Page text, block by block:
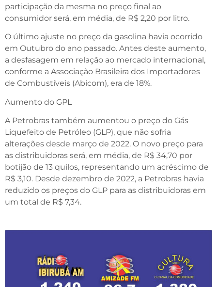
participação da mesma no preço final ao
consumidor será, em média, de R$ 2,20 por litro.
O último ajuste no preço da gasolina havia ocorrido
em Outubro do ano passado. Antes deste aumento,
a desfasagem em relação ao mercado internacional,
conforme a Associação Brasileira dos Importadores
de Combustíveis (Abicom), era de 18%.
Aumento do GPL
A Petrobras também aumentou o preço do Gás
Liquefeito de Petróleo (GLP), que não sofria
alterações desde março de 2022. O novo preço para
as distribuidoras será, em média, de R$ 34,70 por
botijão de 13 quilos, representando um acréscimo de
R$ 3,10. Desde dezembro de 2022, a Petrobras havia
reduzido os preços do GLP para as distribuidoras em
um total de R$ 7,34.